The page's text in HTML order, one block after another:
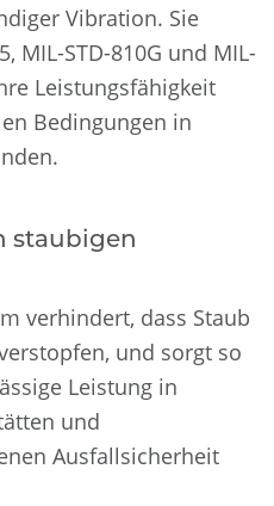
Vibration. Sie
MIL-STD-810G und MIL-
Leistungsfähigkeit
Bedingungen in
staubigen
verhindert, dass Staub
und sorgt so
Leistung in
und
Ausfallsicherheit